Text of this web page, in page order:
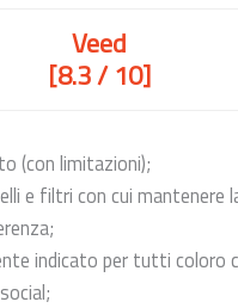
Veed
[8.3 / 10]
(con limitazioni);
e filtri con cui mantenere
indicato per tutti coloro